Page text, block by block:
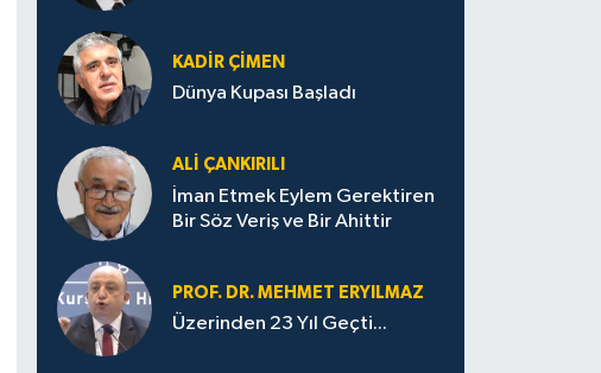
KADIR ÇIMEN
Dünya Kupası Başladı
ALI ÇANKIRILI
İman Etmek Eylem Gerektiren
Bir Söz Veriş ve Bir Ahittir
PROF. DR. MEHMET ERYILMAZ
Üzerinden 23 Yıl Geçti...